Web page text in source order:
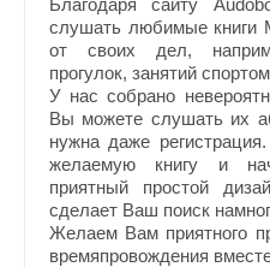
слушать любимые книги
от своих дел,
прогулок, занятий
У нас собрано
Вы можете слушать их
нужна даже
желаемую книгу и
приятный простой
сделает Ваш поиск
Желаем Вам приятного
времяпровождения